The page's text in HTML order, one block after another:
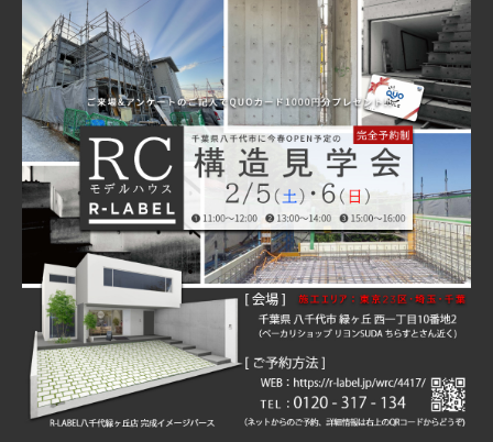
[R-LABEL 八千代緑ヶ丘オフィス ] 〒276-0040 千葉県八千代市緑が丘西1丁